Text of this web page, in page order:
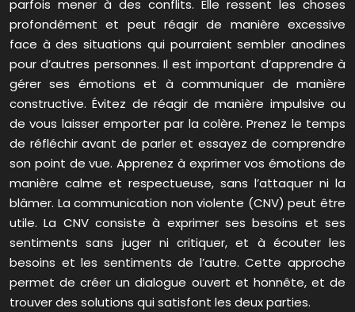
parfois mener à des conflits. Elle ressent les choses
profondément et peut réagir de manière excessive
face à des situations qui pourraient sembler anodines
pour d’autres personnes. Il est important d’apprendre à
gérer ses émotions et à communiquer de manière
constructive. Évitez de réagir de manière impulsive ou
de vous laisser emporter par la colère. Prenez le temps
de réfléchir avant de parler et essayez de comprendre
son point de vue. Apprenez à exprimer vos émotions de
manière calme et respectueuse, sans l’attaquer ni la
blâmer. La communication non violente (CNV) peut être
utile. La CNV consiste à exprimer ses besoins et ses
sentiments sans juger ni critiquer, et à écouter les
besoins et les sentiments de l’autre. Cette approche
permet de créer un dialogue ouvert et honnête, et de
trouver des solutions qui satisfont les deux parties.